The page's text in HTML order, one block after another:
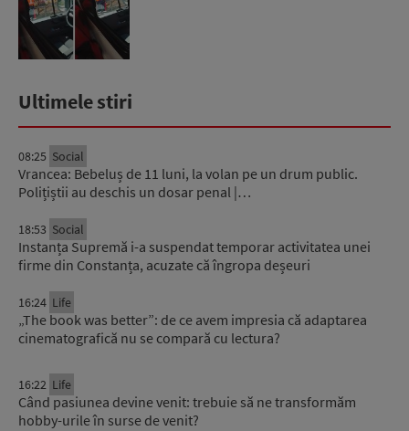
Ultimele stiri
08:25 Social
Vrancea: Bebeluș de 11 luni, la volan pe un drum public.
Polițiștii au deschis un dosar penal |…
18:53 Social
Instanța Supremă i-a suspendat temporar activitatea unei
firme din Constanța, acuzate că îngropa deșeuri
16:24 Life
„The book was better”: de ce avem impresia că adaptarea
cinematografică nu se compară cu lectura?
16:22 Life
Când pasiunea devine venit: trebuie să ne transformăm
hobby-urile în surse de venit?